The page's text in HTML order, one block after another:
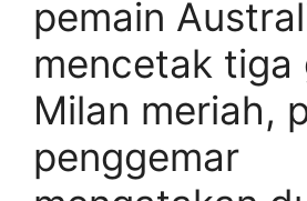
pemain
mencetak tiga
Milan meriah,
penggemar